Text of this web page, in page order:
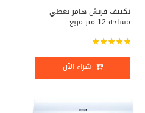
تكييف فريش هامر يغطي
مساحه 12 متر مربع ...
شراء الآن